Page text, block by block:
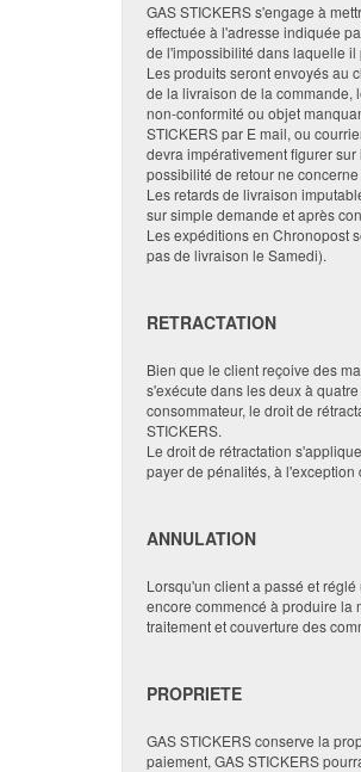
GAS STICKERS s'engage à
effectuée à l'adresse indiquée
de l'impossibilité dans laquelle
Les produits seront envoyés au
de la livraison de la commande,
non-conformité ou objet
STICKERS par E mail, ou
devra impérativement figurer
possibilité de retour ne
Les retards de livraison
sur simple demande et après
Les expéditions en Chronopost
pas de livraison le Samedi).
RETRACTATION
Bien que le client reçoive des
s'exécute dans les deux à
consommateur, le droit de
STICKERS.
Le droit de rétractation
payer de pénalités, à
ANNULATION
Lorsqu'un client a passé et
encore commencé à produire la
traitement et couverture des
PROPRIETE
GAS STICKERS conserve la
paiement, GAS STICKERS